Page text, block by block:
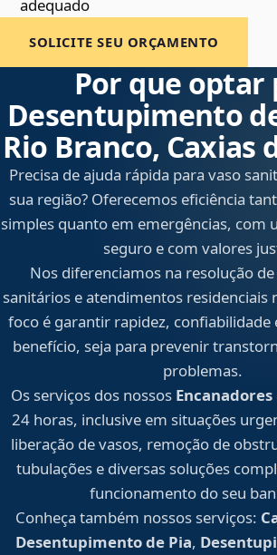
adequado
SOLICITE SEU ORÇAMENTO
Por que optar
Desentupimento
Rio Branco, Caxias
Precisa de ajuda rápida para vaso
sua região? Oferecemos eficiência
simples quanto em emergências, com
seguro e com valores
Nos diferenciamos na resolução
sanitários e atendimentos residenciais
foco é garantir rapidez, confiabilidade
benefício, seja para prevenir
problemas.
Os serviços dos nossos Encanadores
24 horas, inclusive em situações
liberação de vasos, remoção de
tubulações e diversas soluções
funcionamento do seu
Conheça também nossos serviços:
Desentupimento de Pia,